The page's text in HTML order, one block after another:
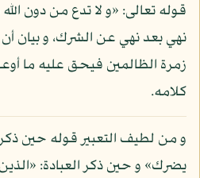
قوله تعالى: «و لا تدع من دون
نهي بعد نهي عن الشرك، و بيان
زمرة الظالمين فيحق عليه ما
كلامه.
و من لطيف التعبير قوله حين ذكر
يضرك» و حين ذكر العبادة: